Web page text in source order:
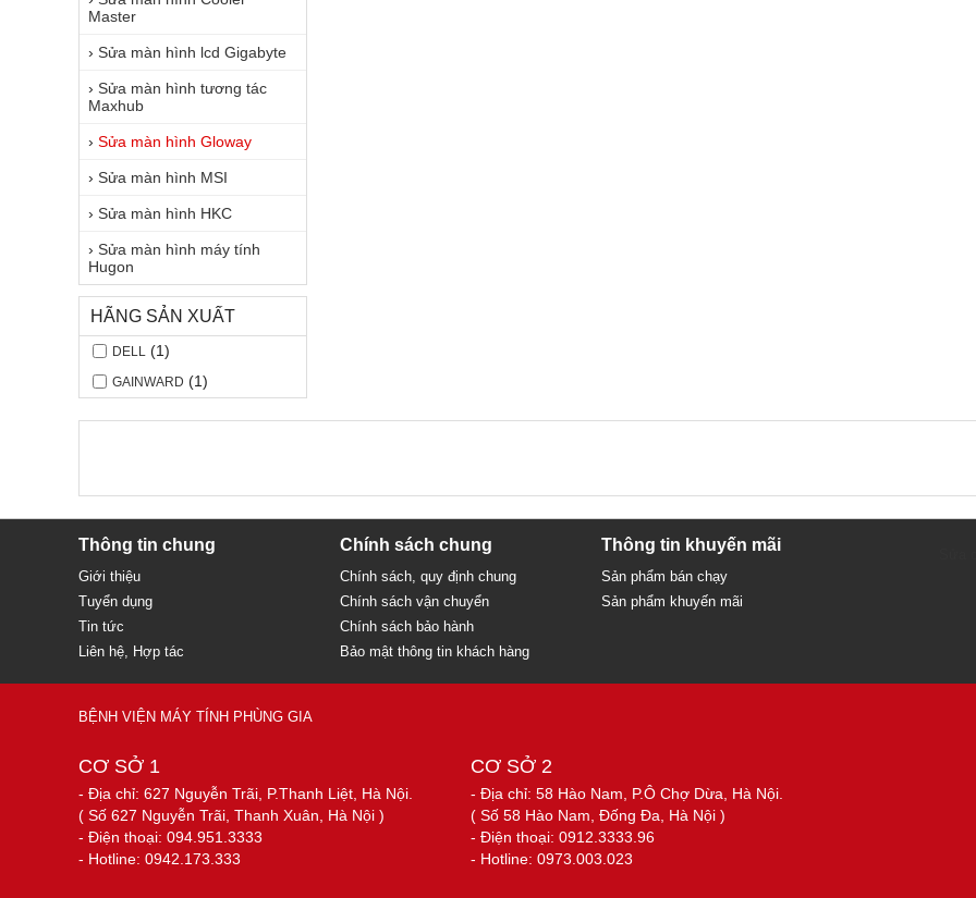
Master
› Sửa màn hình lcd Gigabyte
› Sửa màn hình tương tác
Maxhub
› Sửa màn hình Gloway
› Sửa màn hình MSI
› Sửa màn hình HKC
› Sửa màn hình máy tính
Hugon
HÃNG SẢN XUẤT
DELL (1)
GAINWARD (1)
Thông tin chung
Giới thiệu
Tuyển dụng
Tin tức
Liên hệ, Hợp tác
Chính sách chung
Chính sách, quy định chung
Chính sách vận chuyển
Chính sách bảo hành
Bảo mật thông tin khách hàng
Thông tin khuyến mãi
Sản phẩm bán chạy
Sản phẩm khuyến mãi
BỆNH VIỆN MÁY TÍNH PHÙNG GIA
CƠ SỞ 1
- Địa chỉ: 627 Nguyễn Trãi, P.Thanh Liệt, Hà Nội.
( Số 627 Nguyễn Trãi, Thanh Xuân, Hà Nội )
- Điện thoại: 094.951.3333
- Hotline: 0942.173.333
CƠ SỞ 2
- Địa chỉ: 58 Hào Nam, P.Ô Chợ Dừa, Hà Nội.
( Số 58 Hào Nam, Đống Đa, Hà Nội )
- Điện thoại: 0912.3333.96
- Hotline: 0973.003.023